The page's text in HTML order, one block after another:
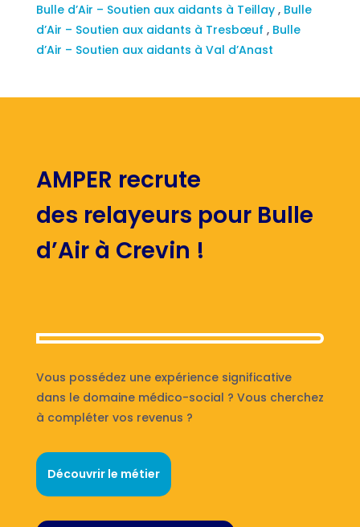
Bulle d’Air – Soutien aux aidants à Teillay , Bulle
d’Air – Soutien aux aidants à Tresbœuf , Bulle
d’Air – Soutien aux aidants à Val d’Anast
AMPER recrute
des relayeurs pour Bulle
d’Air à Crevin !
Vous possédez une expérience significative
dans le domaine médico-social ? Vous cherchez
à compléter vos revenus ?
Découvrir le métier